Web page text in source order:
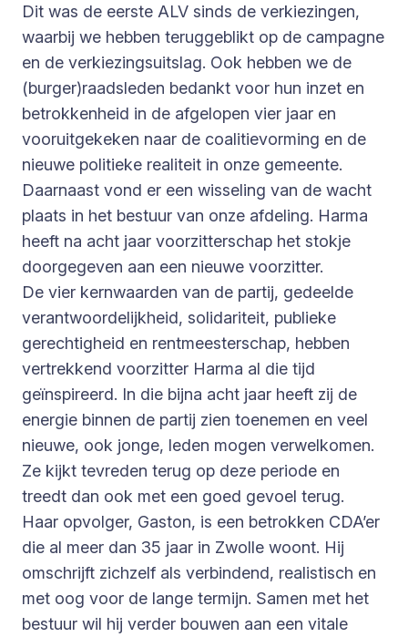
Dit was de eerste ALV sinds de verkiezingen,
waarbij we hebben teruggeblikt op de campagne
en de verkiezingsuitslag. Ook hebben we de
(burger)raadsleden bedankt voor hun inzet en
betrokkenheid in de afgelopen vier jaar en
vooruitgekeken naar de coalitievorming en de
nieuwe politieke realiteit in onze gemeente.
Daarnaast vond er een wisseling van de wacht
plaats in het bestuur van onze afdeling. Harma
heeft na acht jaar voorzitterschap het stokje
doorgegeven aan een nieuwe voorzitter.
De vier kernwaarden van de partij, gedeelde
verantwoordelijkheid, solidariteit, publieke
gerechtigheid en rentmeesterschap, hebben
vertrekkend voorzitter Harma al die tijd
geïnspireerd. In die bijna acht jaar heeft zij de
energie binnen de partij zien toenemen en veel
nieuwe, ook jonge, leden mogen verwelkomen.
Ze kijkt tevreden terug op deze periode en
treedt dan ook met een goed gevoel terug.
Haar opvolger, Gaston, is een betrokken CDA’er
die al meer dan 35 jaar in Zwolle woont. Hij
omschrijft zichzelf als verbindend, realistisch en
met oog voor de lange termijn. Samen met het
bestuur wil hij verder bouwen aan een vitale